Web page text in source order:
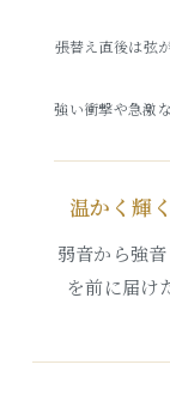
張替え直後は弦
強い衝撃や急激
温かく輝
弱音から強
を前に届け